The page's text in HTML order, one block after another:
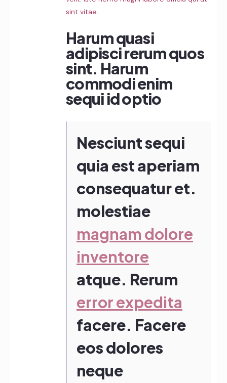
sint vitae.
Harum quasi
adipisci rerum quos
sint. Harum
commodi enim
sequi id optio
Nesciunt sequi
quia est aperiam
consequatur et.
molestiae
magnam dolore
inventore
atque. Rerum
error expedita
facere. Facere
eos dolores
neque